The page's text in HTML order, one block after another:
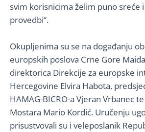
svim korisnicima želim puno sreće
provedbi“.
Okupljenima su se na događanju
europskih poslova Crne Gore
direktorica Direkcije za europske
Hercegovine Elvira Habota,
HAMAG-BICRO-a Vjeran Vrbanec
Mostara Mario Kordić. Uručenju
prisustvovali su i veleposlanik